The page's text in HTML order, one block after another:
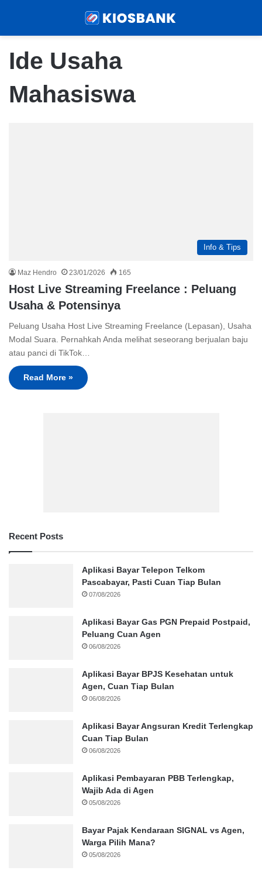
Ide Usaha
Mahasiswa
Info & Tips
Maz Hendro 23/01/2026 165
Host Live Streaming Freelance : Peluang
Usaha & Potensinya
Peluang Usaha Host Live Streaming Freelance (Lepasan), Usaha
Modal Suara. Pernahkah Anda melihat seseorang berjualan baju
atau panci di TikTok…
Read More »
Recent Posts
Aplikasi Bayar Telepon Telkom
Pascabayar, Pasti Cuan Tiap Bulan
07/08/2026
Aplikasi Bayar Gas PGN Prepaid Postpaid,
Peluang Cuan Agen
06/08/2026
Aplikasi Bayar BPJS Kesehatan untuk
Agen, Cuan Tiap Bulan
06/08/2026
Aplikasi Bayar Angsuran Kredit Terlengkap
Cuan Tiap Bulan
06/08/2026
Aplikasi Pembayaran PBB Terlengkap,
Wajib Ada di Agen
05/08/2026
Bayar Pajak Kendaraan SIGNAL vs Agen,
Warga Pilih Mana?
05/08/2026